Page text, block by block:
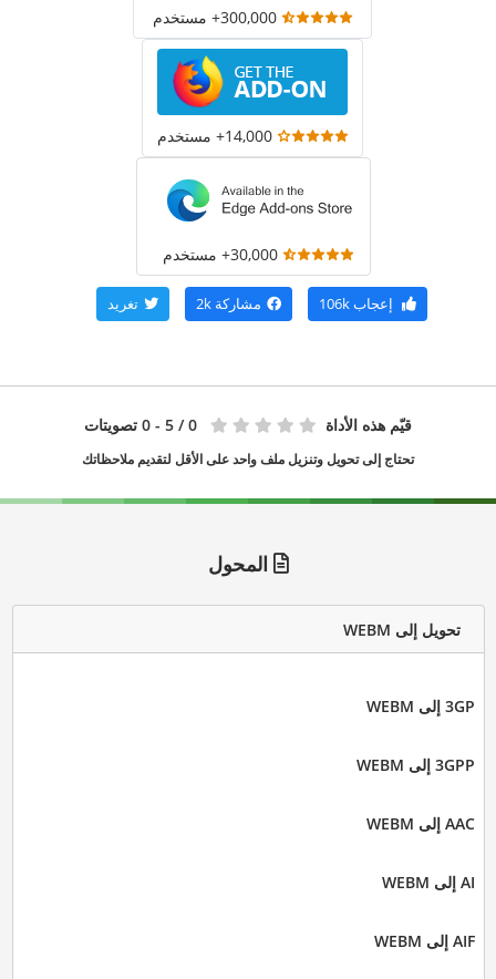
300,000+ مستخدم
14,000+ مستخدم
30,000+ مستخدم
إعجاب106k مشاركة 2k تغريد
قيّم هذه الأداة 0 / 5 - 0 تصويتات
تحتاج إلى تحويل وتنزيل ملف واحد على الأقل لتقديم ملاحظاتك
المحول
تحويل إلى WEBM
3GP إلى WEBM
3GPP إلى WEBM
AAC إلى WEBM
AI إلى WEBM
AIF إلى WEBM